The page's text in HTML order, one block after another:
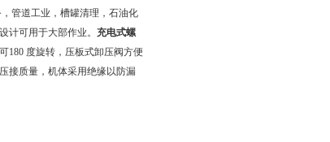
管道工业，槽罐清理，石油化
计可用于大部作业。 充电式螺
180 度旋转，压板式卸压阀方便
接质量，机体采用绝缘以防漏